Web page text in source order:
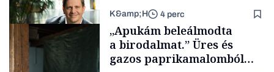
Tech
K&amp;H 4 perc
„Apukám beleálmodta
a birodalmat.” Üres és
gazos paprikamalomból